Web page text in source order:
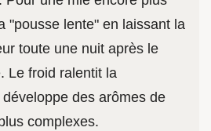
"pousse lente" en laissant la
toute une nuit après le
Le froid ralentit la
des arômes de
complexes.